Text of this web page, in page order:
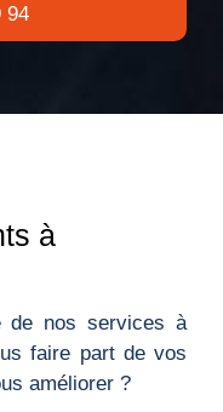
94
à
de nos services à
faire part de vos
améliorer ?